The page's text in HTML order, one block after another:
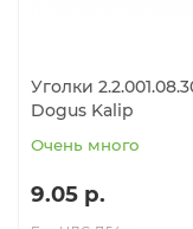
Уголки
Dogus Kalip
Очень много
9.05 р.